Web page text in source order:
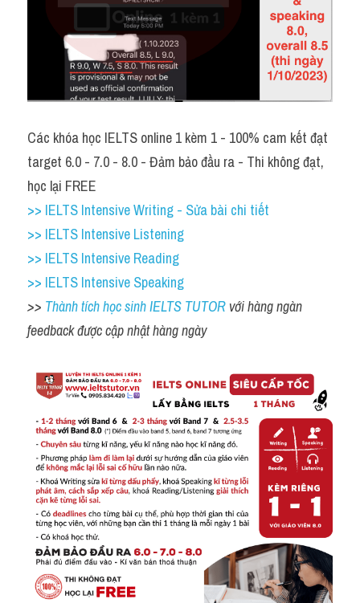
Các khóa học IELTS online 1 kèm 1 - 100% cam kết đạt
target 6.0 - 7.0 - 8.0 - Đảm bảo đầu ra - Thi không đạt,
học lại FREE
>> IELTS Intensive Writing - Sửa bài chi tiết
>> IELTS Intensive Listening
>> IELTS Intensive Reading
>> IELTS Intensive Speaking
>> Thành tích học sinh IELTS TUTOR với hàng ngàn
feedback được cập nhật hàng ngày